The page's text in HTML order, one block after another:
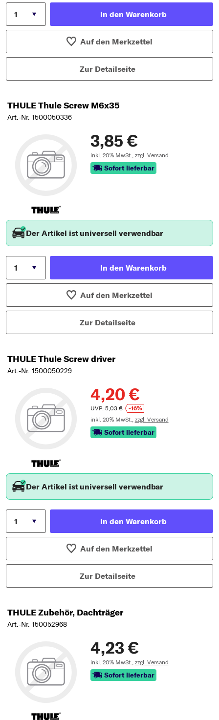
In den Warenkorb
Auf den Merkzettel
Zur Detailseite
THULE Thule Screw M6x35
Art.-Nr. 1500050336
3,85 €
inkl. 20% MwSt., zzgl. Versand
Sofort lieferbar
Der Artikel ist universell verwendbar
In den Warenkorb
Auf den Merkzettel
Zur Detailseite
THULE Thule Screw driver
Art.-Nr. 1500050229
4,20 €
UVP: 5,03 €
-16%
inkl. 20% MwSt., zzgl. Versand
Sofort lieferbar
Der Artikel ist universell verwendbar
In den Warenkorb
Auf den Merkzettel
Zur Detailseite
THULE Zubehör, Dachträger
Art.-Nr. 150052968
4,23 €
inkl. 20% MwSt., zzgl. Versand
Sofort lieferbar